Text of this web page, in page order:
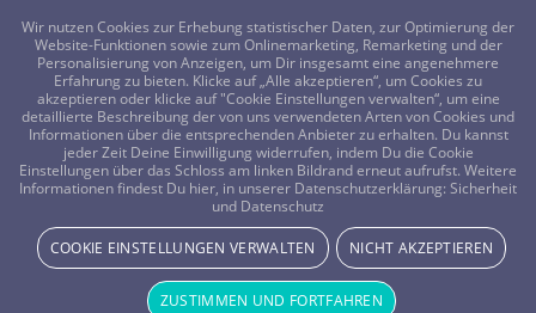
FRAGEN? KOSTENLOS ANRUFEN: 0800-8478266
Wie funktioniert Gedankenlesen?
Wir nutzen Cookies zur Erhebung statistischer Daten, zur Optimierung der
Website-Funktionen sowie zum Onlinemarketing, Remarketing und der
Personalisierung von Anzeigen, um Dir insgesamt eine angenehmere
Erfahrung zu bieten. Klicke auf „Alle akzeptieren“, um Cookies zu
akzeptieren oder klicke auf "Cookie Einstellungen verwalten“, um eine
detaillierte Beschreibung der von uns verwendeten Arten von Cookies und
Informationen über die entsprechenden Anbieter zu erhalten. Du kannst
jeder Zeit Deine Einwilligung widerrufen, indem Du die Cookie
Einstellungen über das Schloss am linken Bildrand erneut aufrufst. Weitere
Informationen findest Du hier, in unserer Datenschutzerklärung: Sicherheit
und Datenschutz
COOKIE EINSTELLUNGEN VERWALTEN NICHT AKZEPTIEREN
ZUSTIMMEN UND FORTFAHREN